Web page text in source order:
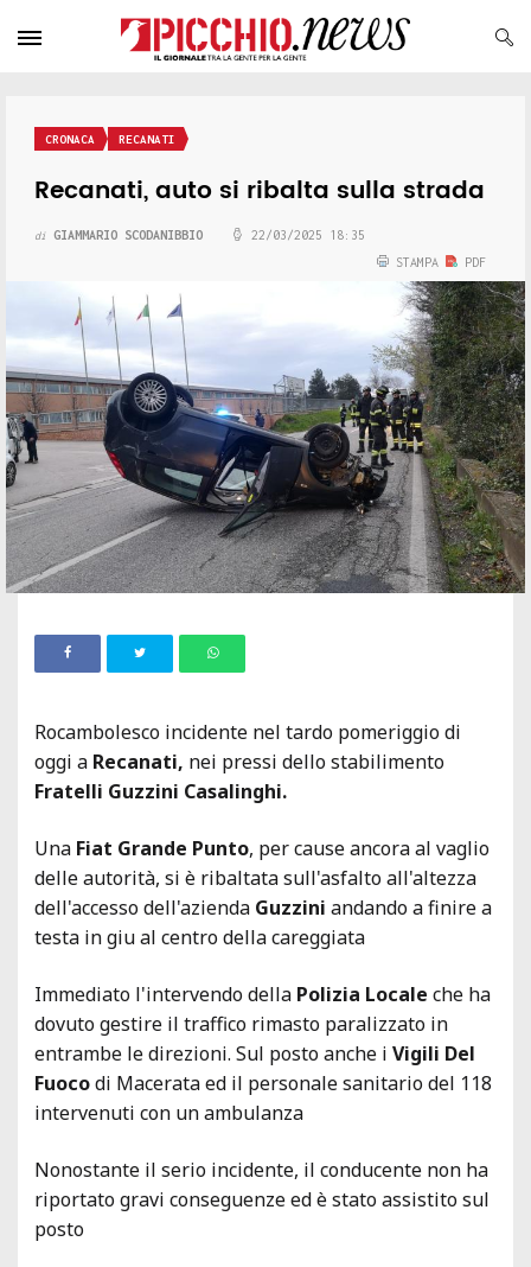
CRONACA RECANATI
Recanati, auto si ribalta sulla strada
di GIAMMARIO SCODANIBBIO
22/03/2025 18:35
STAMPA
PDF
Rocambolesco incidente nel tardo pomeriggio di
oggi a Recanati, nei pressi dello stabilimento
Fratelli Guzzini Casalinghi.
Una Fiat Grande Punto, per cause ancora al vaglio
delle autorità, si è ribaltata sull'asfalto all'altezza
dell'accesso dell'azienda Guzzini andando a finire a
testa in giu al centro della careggiata
Immediato l'intervendo della Polizia Locale che ha
dovuto gestire il traffico rimasto paralizzato in
entrambe le direzioni. Sul posto anche i Vigili Del
Fuocodi Macerata ed il personale sanitario del 118
intervenuti con un ambulanza
Nonostante il serio incidente, il conducente non ha
riportato gravi conseguenze ed è stato assistito sul
posto